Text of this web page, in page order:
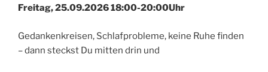
Freitag, 25.09.2026 18:00-20:00Uhr
Gedankenkreisen, Schlafprobleme, keine Ruhe finden
– dann steckst Du mitten drin und